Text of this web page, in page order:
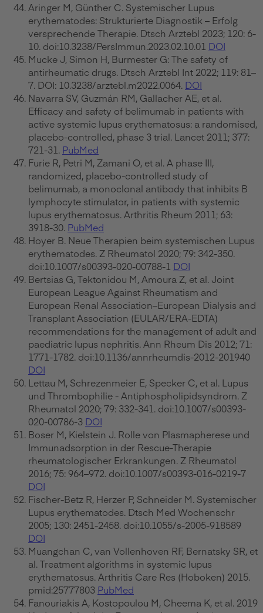
Aringer M, Günther C. Systemischer Lupus
erythematodes: Strukturierte Diagnostik – Erfolg
versprechende Therapie. Dtsch Arztebl 2023; 120: 6-
10. doi:10.3238/PersImmun.2023.02.10.01 DOI
Mucke J, Simon H, Burmester G: The safety of
antirheumatic drugs. Dtsch Arztebl Int 2022; 119: 81–
7. DOI: 10.3238/arztebl.m2022.0064. DOI
Navarra SV, Guzmán RM, Gallacher AE, et al.
Efficacy and safety of belimumab in patients with
active systemic lupus erythematosus: a randomised,
placebo-controlled, phase 3 trial. Lancet 2011; 377:
721-31. PubMed
Furie R, Petri M, Zamani O, et al. A phase III,
randomized, placebo-controlled study of
belimumab, a monoclonal antibody that inhibits B
lymphocyte stimulator, in patients with systemic
lupus erythematosus. Arthritis Rheum 2011; 63:
3918-30. PubMed
Hoyer B. Neue Therapien beim systemischen Lupus
erythematodes. Z Rheumatol 2020; 79: 342-350.
doi:10.1007/s00393-020-00788-1 DOI
Bertsias G, Tektonidou M, Amoura Z, et al. Joint
European League Against Rheumatism and
European Renal Association–European Dialysis and
Transplant Association (EULAR/ERA-EDTA)
recommendations for the management of adult and
paediatric lupus nephritis. Ann Rheum Dis 2012; 71:
1771-1782. doi:10.1136/annrheumdis-2012-201940
DOI
Lettau M, Schrezenmeier E, Specker C, et al. Lupus
und Thrombophilie - Antiphospholipidsyndrom. Z
Rheumatol 2020; 79: 332-341. doi:10.1007/s00393-
020-00786-3 DOI
Boser M, Kielstein J. Rolle von Plasmapherese und
Immunadsorption in der Rescue-Therapie
rheumatologischer Erkrankungen. Z Rheumatol
2016; 75: 964–972. doi:10.1007/s00393-016-0219-7
DOI
Fischer-Betz R, Herzer P, Schneider M. Systemischer
Lupus erythematodes. Dtsch Med Wochenschr
2005; 130: 2451-2458. doi:10.1055/s-2005-918589
DOI
Muangchan C, van Vollenhoven RF, Bernatsky SR, et
al. Treatment algorithms in systemic lupus
erythematosus. Arthritis Care Res (Hoboken) 2015.
pmid:25777803 PubMed
Fanouriakis A, Kostopoulou M, Cheema K, et al. 2019